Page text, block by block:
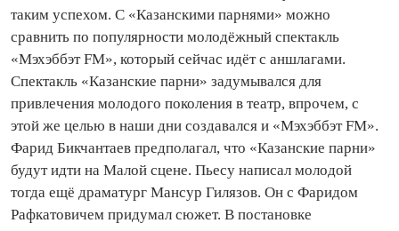
таким успехом. С «Казанскими парнями» можно
сравнить по популярности молодёжный спектакль
«Мэхэббэт FM», который сейчас идёт с аншлагами.
Спектакль «Казанские парни» задумывался для
привлечения молодого поколения в театр, впрочем, с
этой же целью в наши дни создавался и «Мэхэббэт FM».
Фарид Бикчантаев предполагал, что «Казанские парни»
будут идти на Малой сцене. Пьесу написал молодой
тогда ещё драматург Мансур Гилязов. Он с Фаридом
Рафкатовичем придумал сюжет. В постановке